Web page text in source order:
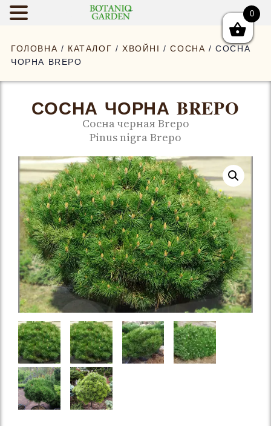
ГОЛОВНА / КАТАЛОГ /ХВОЙНІ /СОСНА / СОСНА
ЧОРНА BREPO
СОСНА ЧОРНА BREPO
Сосна черная Brepo
Pinus nigra Brepo
0